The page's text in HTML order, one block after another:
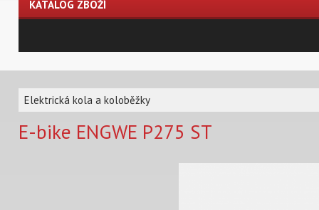
KATALOG ZBOŽÍ
Elektrická kola a koloběžky
E-bike ENGWE P275 ST